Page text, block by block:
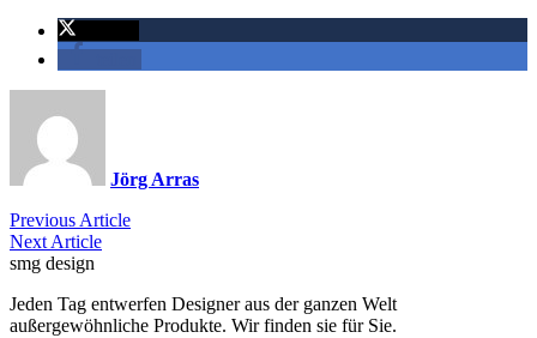
Jörg Arras
Previous Article
Next Article
smg design
Jeden Tag entwerfen Designer aus der ganzen Welt
außergewöhnliche Produkte. Wir finden sie für Sie.